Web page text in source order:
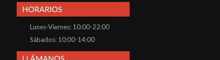
Lunes-Viernes: 10:00-22:00
Sábados: 10:00-14:00